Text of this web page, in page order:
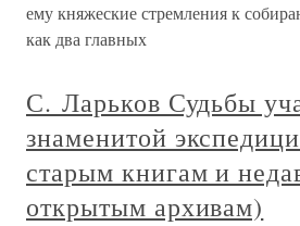
ему княжеские стремления к
как два главных
С. Ларьков Судьбы
знаменитой
старым книгам и
открытым архивам)